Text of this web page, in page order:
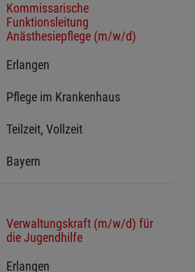
Kommissarische
Funktionsleitung
Anästhesiepflege (m/w/d)
Erlangen
Pflege im Krankenhaus
Teilzeit, Vollzeit
Bayern
Verwaltungskraft (m/w/d) für
die Jugendhilfe
Erlangen